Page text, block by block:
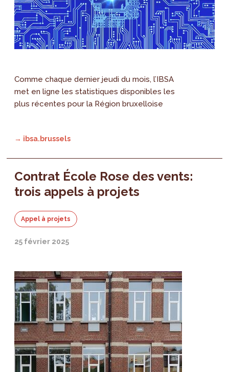
Comme chaque dernier jeudi du mois, l’IBSA
met en ligne les statistiques disponibles les
plus récentes pour la Région bruxelloise
→ ibsa.brussels
Contrat École Rose des vents:
trois appels à projets
Appel à projets
25 février 2025